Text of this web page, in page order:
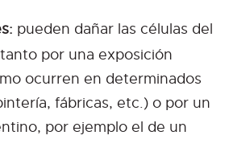
pueden dañar las células del
por una exposición
ocurren en determinados
fábricas, etc.) o por un
por ejemplo el de un